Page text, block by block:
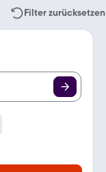
Filter zurücksetzen